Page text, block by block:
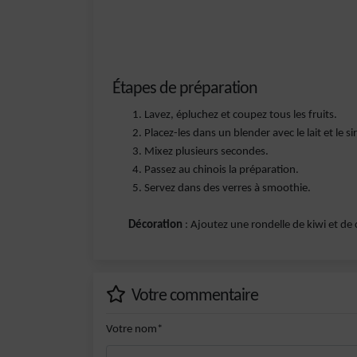
Étapes de préparation
Lavez, épluchez et coupez tous les fruits.
Placez-les dans un blender avec le lait et le
Mixez plusieurs secondes.
Passez au chinois la préparation.
Servez dans des verres à smoothie.
Décoration : Ajoutez une rondelle de kiwi et de
Votre commentaire
Votre nom*